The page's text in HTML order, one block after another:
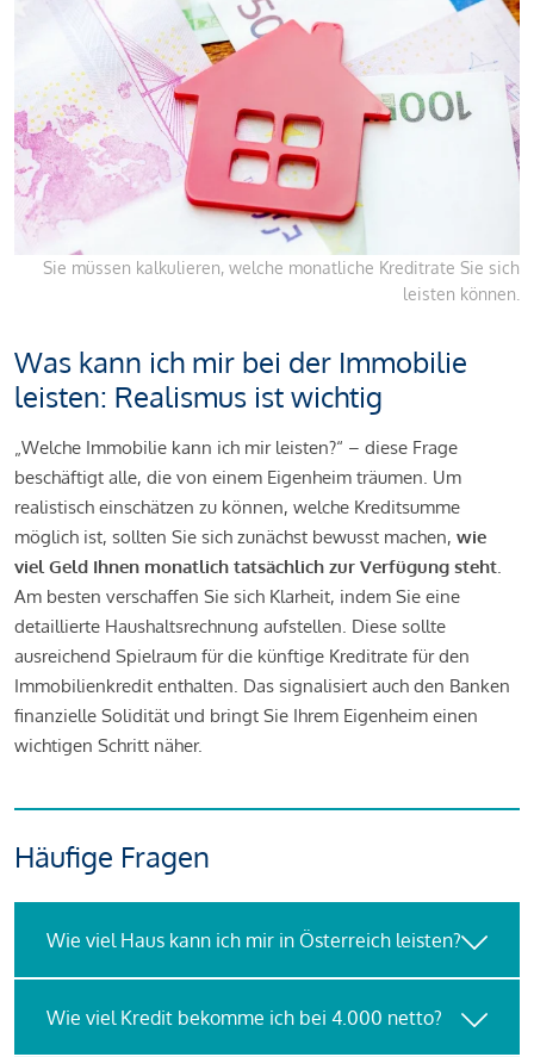
Sie müssen kalkulieren, welche monatliche Kreditrate Sie sich
leisten können.
Was kann ich mir bei der Immobilie
leisten: Realismus ist wichtig
„Welche Immobilie kann ich mir leisten?“ – diese Frage
beschäftigt alle, die von einem Eigenheim träumen. Um
realistisch einschätzen zu können, welche Kreditsumme
möglich ist, sollten Sie sich zunächst bewusst machen, wie
viel Geld Ihnen monatlich tatsächlich zur Verfügung steht.
Am besten verschaffen Sie sich Klarheit, indem Sie eine
detaillierte Haushaltsrechnung aufstellen. Diese sollte
ausreichend Spielraum für die künftige Kreditrate für den
Immobilienkredit enthalten. Das signalisiert auch den Banken
finanzielle Solidität und bringt Sie Ihrem Eigenheim einen
wichtigen Schritt näher.
Häufige Fragen
Wie viel Haus kann ich mir in Österreich leisten?
Wie viel Kredit bekomme ich bei 4.000 netto?